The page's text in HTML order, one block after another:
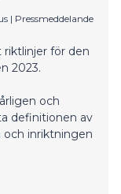
| Pressmeddelande
riktlinjer för den
2023.
och
definitionen av
och inriktningen